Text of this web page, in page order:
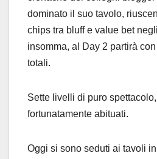
dominato il suo tavolo,
chips tra bluff e value bet
insomma, al Day 2 partirà con
totali.
Sette livelli di puro
fortunatamente abituati.
Oggi si sono seduti ai tavoli in